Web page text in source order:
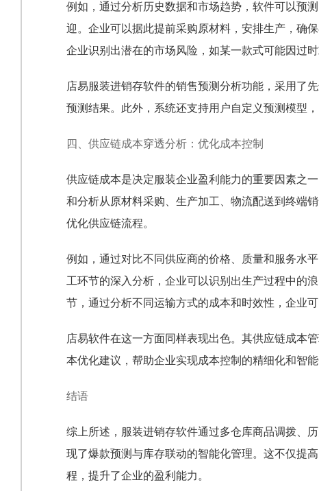
例如，通过分析历史数据和市场趋势，软件可以预
迎。企业可以据此提前采购原材料，安排生产，确
企业识别出潜在的市场风险，如某一款式可能因过
店易服装进销存软件的销售预测分析功能，采用了
预测结果。此外，系统还支持用户自定义预测模型
四、供应链成本穿透分析：优化成本控制
供应链成本是决定服装企业盈利能力的重要因素之
和分析从原材料采购、生产加工、物流配送到终端
优化供应链流程。
例如，通过对比不同供应商的价格、质量和服务水
工环节的深入分析，企业可以识别出生产过程中的
节，通过分析不同运输方式的成本和时效性，企业
店易软件在这一方面同样表现出色。其供应链成本
本优化建议，帮助企业实现成本控制的精细化和智能
结语
综上所述，服装进销存软件通过多仓库商品调拨、
现了爆款预测与库存联动的智能化管理。这不仅提
程，提升了企业的盈利能力。